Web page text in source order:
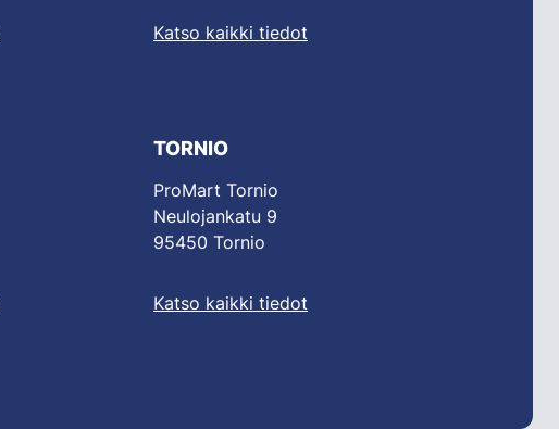
Katso kaikki tiedot
TORNIO
ProMart Tornio
Neulojankatu 9
95450 Tornio
Katso kaikki tiedot